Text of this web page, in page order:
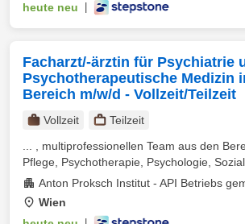
heute neu
Facharzt/-ärztin für Psychiatrie
Psychotherapeutische Medizin
Bereich m/w/d - Vollzeit/Teilzeit
Vollzeit
Teilzeit
... , multiprofessionellen Team aus den
Pflege, Psychotherapie, Psychologie,
Anton Proksch Institut - API Betriebs
Wien